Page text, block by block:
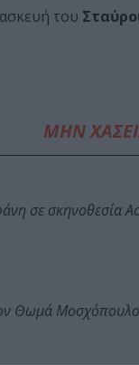
του
ΜΗΝ
σε σκηνοθεσία
Θωμά